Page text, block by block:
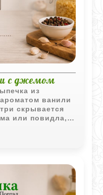
с джемом
из
ванили
скрывается
или повидла, а
румяными и